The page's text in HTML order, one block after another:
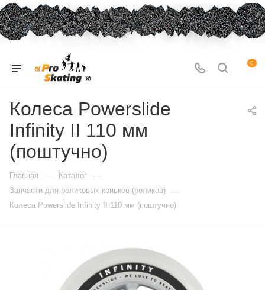
0
Колеса Powerslide
Infinity II 110 мм
(поштучно)
Главная — Каталог —
Запчасти для роликовых коньков (роликов) —
Колеса Powerslide Infinity II 110 мм (поштучно)